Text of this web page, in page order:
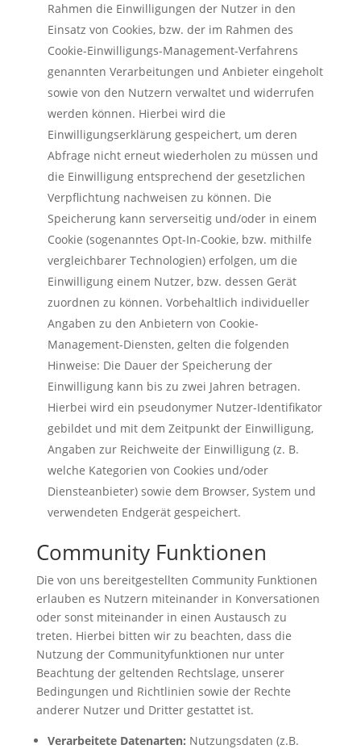
Rahmen die Einwilligungen der Nutzer in den
Einsatz von Cookies, bzw. der im Rahmen des
Cookie-Einwilligungs-Management-Verfahrens
genannten Verarbeitungen und Anbieter eingeholt
sowie von den Nutzern verwaltet und widerrufen
werden können. Hierbei wird die
Einwilligungserklärung gespeichert, um deren
Abfrage nicht erneut wiederholen zu müssen und
die Einwilligung entsprechend der gesetzlichen
Verpflichtung nachweisen zu können. Die
Speicherung kann serverseitig und/oder in einem
Cookie (sogenanntes Opt-In-Cookie, bzw. mithilfe
vergleichbarer Technologien) erfolgen, um die
Einwilligung einem Nutzer, bzw. dessen Gerät
zuordnen zu können. Vorbehaltlich individueller
Angaben zu den Anbietern von Cookie-
Management-Diensten, gelten die folgenden
Hinweise: Die Dauer der Speicherung der
Einwilligung kann bis zu zwei Jahren betragen.
Hierbei wird ein pseudonymer Nutzer-Identifikator
gebildet und mit dem Zeitpunkt der Einwilligung,
Angaben zur Reichweite der Einwilligung (z. B.
welche Kategorien von Cookies und/oder
Diensteanbieter) sowie dem Browser, System und
verwendeten Endgerät gespeichert.
Community Funktionen
Die von uns bereitgestellten Community Funktionen
erlauben es Nutzern miteinander in Konversationen
oder sonst miteinander in einen Austausch zu
treten. Hierbei bitten wir zu beachten, dass die
Nutzung der Communityfunktionen nur unter
Beachtung der geltenden Rechtslage, unserer
Bedingungen und Richtlinien sowie der Rechte
anderer Nutzer und Dritter gestattet ist.
Verarbeitete Datenarten: Nutzungsdaten (z.B.